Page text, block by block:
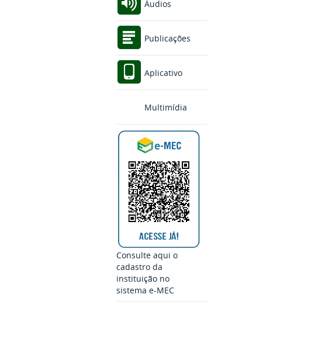
Áudios
Publicações
Aplicativo
Multimídia
Consulte aqui o
cadastro da
instituição no
sistema e-MEC